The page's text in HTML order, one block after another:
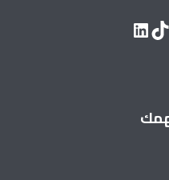
TikTok
LinkedIn